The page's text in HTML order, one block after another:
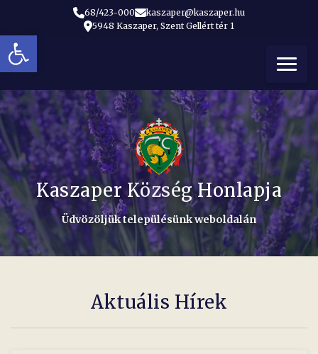
Eszköztár megnyitása
68/423-000
kaszaper@kaszaper.hu
5948 Kaszaper, Szent Gellért tér 1
Kaszaper Község Honlapja
Üdvözöljük településünk weboldalán
Aktuális Hírek